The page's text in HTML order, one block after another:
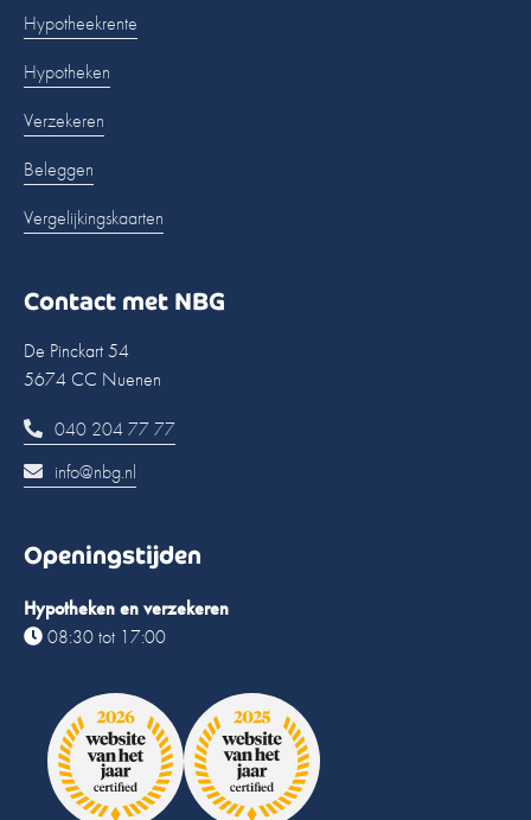
Hypotheekrente
Hypotheken
Verzekeren
Beleggen
Vergelijkingskaarten
Contact met NBG
De Pinckart 54
5674 CC Nuenen
040 204 77 77
info@nbg.nl
Openingstijden
Hypotheken en verzekeren
08:30 tot 17:00